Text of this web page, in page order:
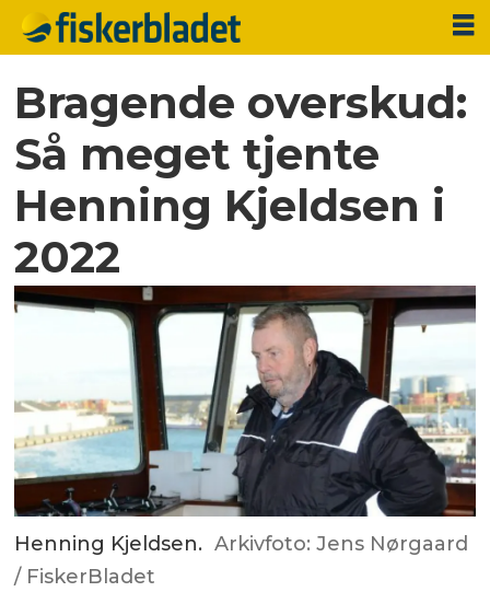
Bragende overskud:
Så meget tjente
Henning Kjeldsen i
2022
Henning Kjeldsen. Arkivfoto: Jens Nørgaard
/ FiskerBladet